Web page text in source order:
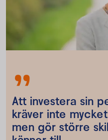
Att investera sin
kräver inte
men gör större